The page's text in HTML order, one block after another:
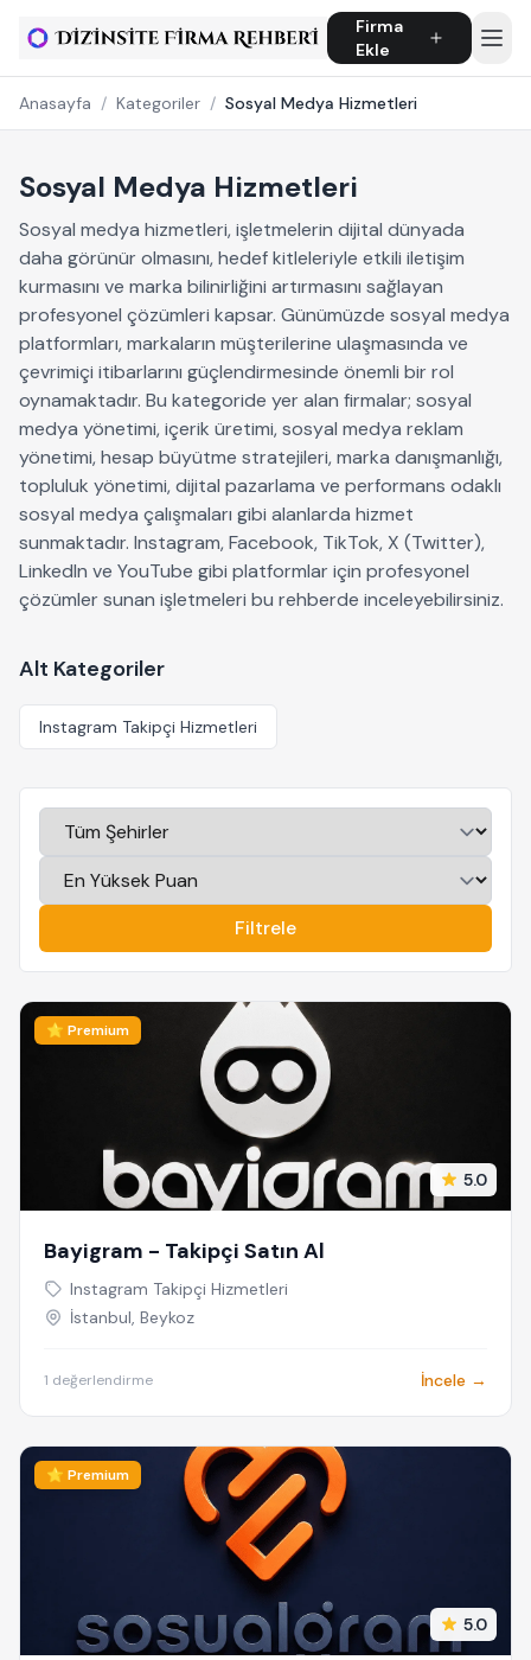
Firma
Ekle
Anasayfa / Kategoriler / Sosyal Medya Hizmetleri
Sosyal Medya Hizmetleri
Sosyal medya hizmetleri, işletmelerin dijital dünyada
daha görünür olmasını, hedef kitleleriyle etkili iletişim
kurmasını ve marka bilinirliğini artırmasını sağlayan
profesyonel çözümleri kapsar. Günümüzde sosyal medya
platformları, markaların müşterilerine ulaşmasında ve
çevrimiçi itibarlarını güçlendirmesinde önemli bir rol
oynamaktadır. Bu kategoride yer alan firmalar; sosyal
medya yönetimi, içerik üretimi, sosyal medya reklam
yönetimi, hesap büyütme stratejileri, marka danışmanlığı,
topluluk yönetimi, dijital pazarlama ve performans odaklı
sosyal medya çalışmaları gibi alanlarda hizmet
sunmaktadır. Instagram, Facebook, TikTok, X (Twitter),
LinkedIn ve YouTube gibi platformlar için profesyonel
çözümler sunan işletmeleri bu rehberde inceleyebilirsiniz.
Alt Kategoriler
Instagram Takipçi Hizmetleri
Filtrele
⭐ Premium
5.0
Bayigram - Takipçi Satın Al
Instagram Takipçi Hizmetleri
İstanbul, Beykoz
1 değerlendirme İncele →
⭐ Premium
5.0